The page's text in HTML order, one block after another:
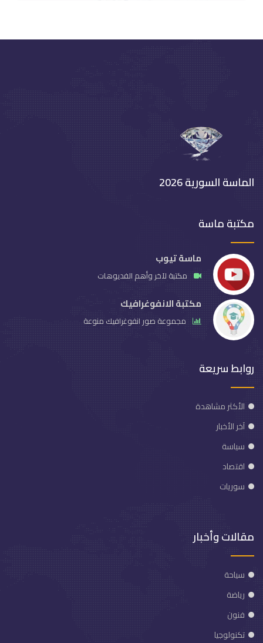
الماسة السورية 2026
مكتبة ماسة
ماسة تيوب
مكتبة لآخر وأهم الفديوهات
مكتبة الانفوغرافيك
مجموعة صور انفوغرافيك منوعة
روابط سريعة
الأكثر مشاهدة
آخر الأخبار
سياسة
اقتصاد
سوريات
مقالات وأخبار
سياحة
رياضة
فنون
تكنولوجيا